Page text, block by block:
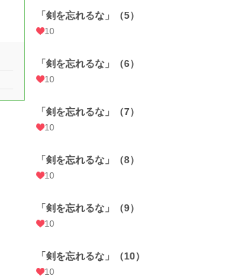
「剣を忘れるな」（5）
10
「剣を忘れるな」（6）
10
「剣を忘れるな」（7）
10
「剣を忘れるな」（8）
10
「剣を忘れるな」（9）
10
「剣を忘れるな」（10）
10